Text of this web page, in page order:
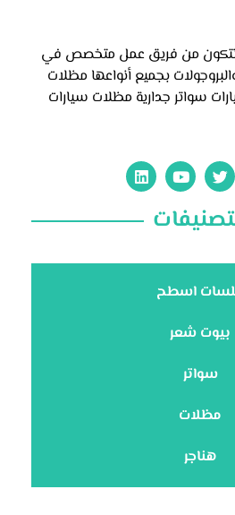
من فريق عمل متخصص في
بجميع أنواعها مظلات
سواتر جدارية مظلات سيارات
اسطح
بيوت شعر
سواتر
مظلات
هناجر